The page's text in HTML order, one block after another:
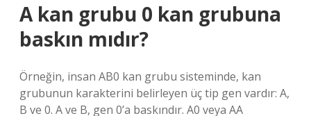
A kan grubu 0 kan grubuna
baskın mıdır?
Örneğin, insan AB0 kan grubu sisteminde, kan
grubunun karakterini belirleyen üç tip gen vardır: A,
B ve 0. A ve B, gen 0’a baskındır. A0 veya AA